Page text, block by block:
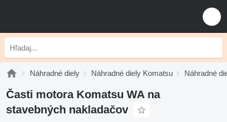
Náhradné diely Náhradné diely Komatsu Náhradné
Časti motora Komatsu WA na
stavebných nakladačov